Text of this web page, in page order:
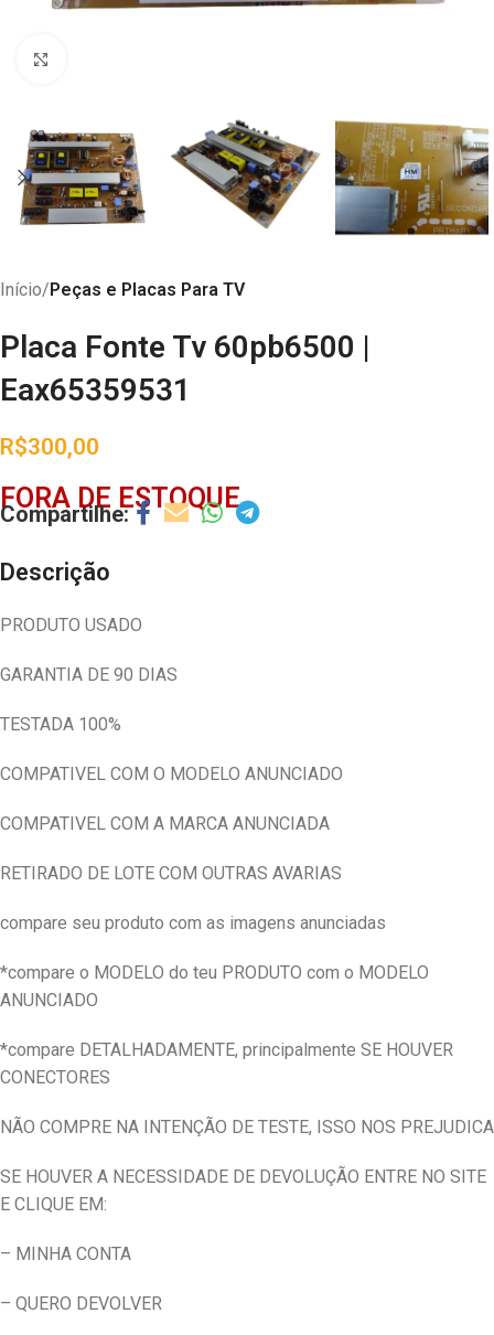
Início Peças e Placas Para TV
Placa Fonte Tv 60pb6500 |
Eax65359531
R$300,00
FORA DE ESTOQUE
Descrição
PRODUTO USADO
GARANTIA DE 90 DIAS
TESTADA 100%
COMPATIVEL COM O MODELO ANUNCIADO
COMPATIVEL COM A MARCA ANUNCIADA
RETIRADO DE LOTE COM OUTRAS AVARIAS
compare seu produto com as imagens anunciadas
*compare o MODELO do teu PRODUTO com o MODELO
ANUNCIADO
*compare DETALHADAMENTE, principalmente SE HOUVER
CONECTORES
NÃO COMPRE NA INTENÇÃO DE TESTE, ISSO NOS PREJUDICA
SE HOUVER A NECESSIDADE DE DEVOLUÇÃO ENTRE NO SITE
E CLIQUE EM:
– MINHA CONTA
– QUERO DEVOLVER